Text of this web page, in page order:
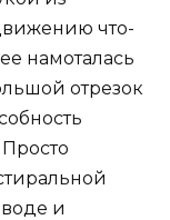
что-
намоталась
отрезок
и